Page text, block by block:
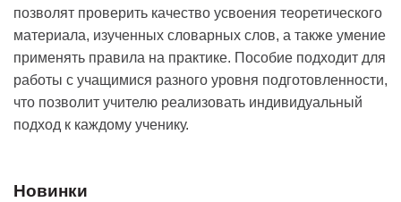
позволят проверить качество усвоения теоретического
материала, изученных словарных слов, а также умение
применять правила на практике. Пособие подходит для
работы с учащимися разного уровня подготовленности,
что позволит учителю реализовать индивидуальный
подход к каждому ученику.
Новинки